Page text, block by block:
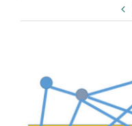
Larger
Image